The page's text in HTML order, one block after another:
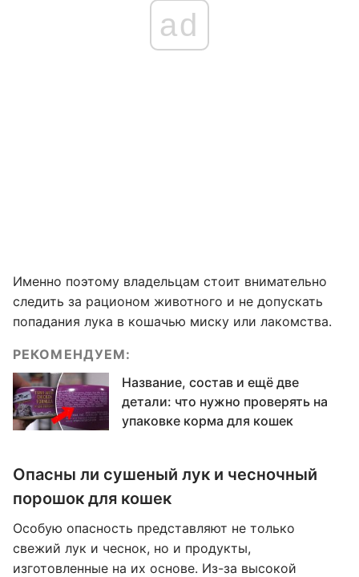
ad
Именно поэтому владельцам стоит внимательно
следить за рационом животного и не допускать
попадания лука в кошачью миску или лакомства.
РЕКОМЕНДУЕМ:
Название, состав и ещё две
детали: что нужно проверять на
упаковке корма для кошек
Опасны ли сушеный лук и чесночный
порошок для кошек
Особую опасность представляют не только
свежий лук и чеснок, но и продукты,
изготовленные на их основе. Из-за высокой